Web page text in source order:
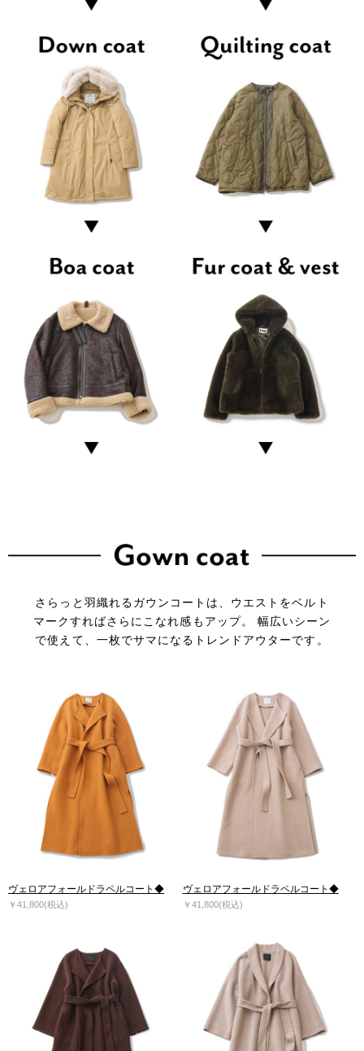
さらっと羽織れるガウンコートは、ウエストをベルト
マークすればさらにこなれ感もアップ。
幅広いシーン
で使えて、一枚でサマになるトレンドアウターです。
ヴェロアフォールドラペルコート◆
￥41,800(税込)
ヴェロアフォールドラペルコート◆
￥41,800(税込)